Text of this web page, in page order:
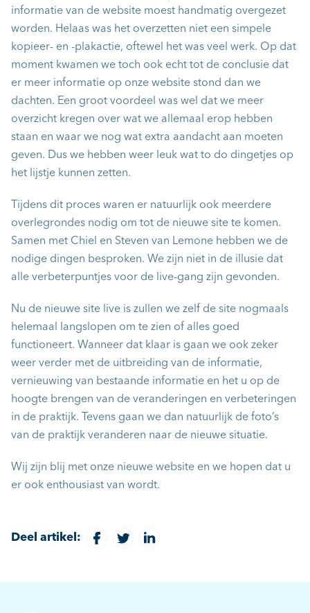
informatie van de website moest handmatig overgezet
worden. Helaas was het overzetten niet een simpele
kopieer- en -plakactie, oftewel het was veel werk. Op dat
moment kwamen we toch ook echt tot de conclusie dat
er meer informatie op onze website stond dan we
dachten. Een groot voordeel was wel dat we meer
overzicht kregen over wat we allemaal erop hebben
staan en waar we nog wat extra aandacht aan moeten
geven. Dus we hebben weer leuk wat to do dingetjes op
het lijstje kunnen zetten.
Tijdens dit proces waren er natuurlijk ook meerdere
overlegrondes nodig om tot de nieuwe site te komen.
Samen met Chiel en Steven van Lemone hebben we de
nodige dingen besproken. We zijn niet in de illusie dat
alle verbeterpuntjes voor de live-gang zijn gevonden.
Nu de nieuwe site live is zullen we zelf de site nogmaals
helemaal langslopen om te zien of alles goed
functioneert. Wanneer dat klaar is gaan we ook zeker
weer verder met de uitbreiding van de informatie,
vernieuwing van bestaande informatie en het u op de
hoogte brengen van de veranderingen en verbeteringen
in de praktijk. Tevens gaan we dan natuurlijk de foto’s
van de praktijk veranderen naar de nieuwe situatie.
Wij zijn blij met onze nieuwe website en we hopen dat u
er ook enthousiast van wordt.
Deel artikel: